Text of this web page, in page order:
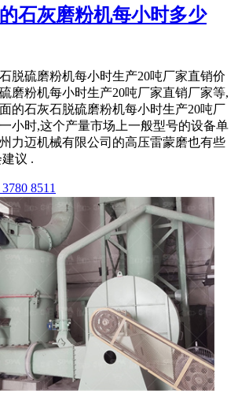
石灰磨粉机每小时多少
脱硫磨粉机每小时生产20吨厂家直销价
磨粉机每小时生产20吨厂家直销厂家等,
的石灰石脱硫磨粉机每小时生产20吨厂
小时,这个产量市场上一般型号的设备单
力迈机械有限公司的高压雷蒙磨也有些
议 .
8511